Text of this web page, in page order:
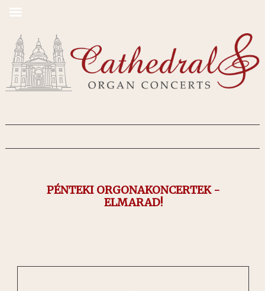
PÉNTEKI ORGONAKONCERTEK -
ELMARAD!